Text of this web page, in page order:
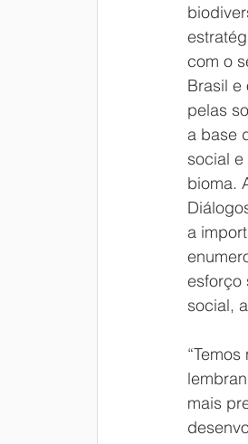
com o
Brasil e
pelas
a base
social
bioma.
a
esforço
social,
mais